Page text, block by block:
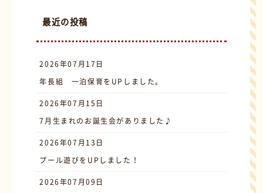
最近の投稿
2026年07月17日
年長組 一泊保育をUPしました。
2026年07月15日
7月生まれのお誕生会がありました♪
2026年07月13日
プール遊びをUPしました！
2026年07月09日